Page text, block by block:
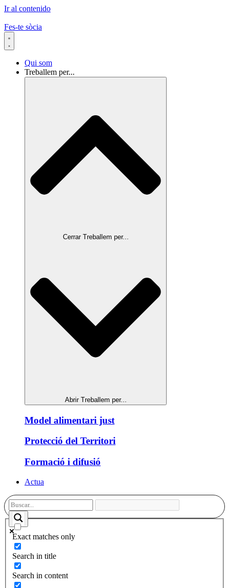
Ir al contenido
Fes-te sòcia
Qui som
Treballem per...
Cerrar Treballem per...
Abrir Treballem per...
Model alimentari just
Protecció del Territori
Formació i difusió
Actua
Exact matches only
Search in title
Search in content